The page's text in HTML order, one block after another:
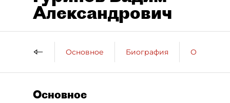
Александрович
Основное Биография
Основное